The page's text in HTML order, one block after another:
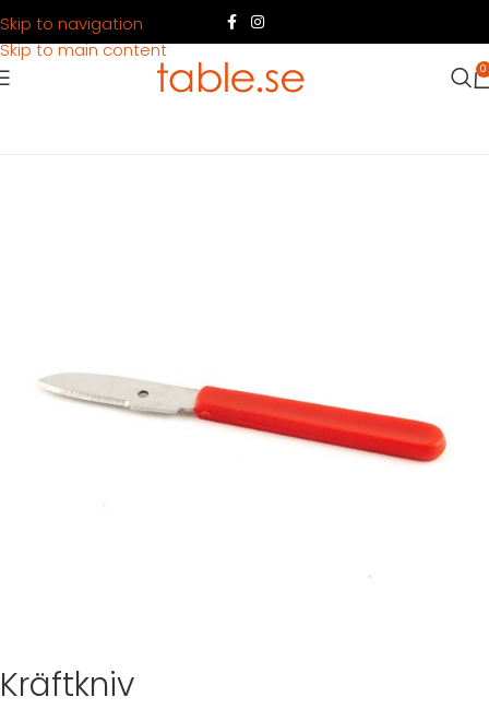
Skip to navigation
Skip to main content
0
Dukning Bestick
Kräftkniv